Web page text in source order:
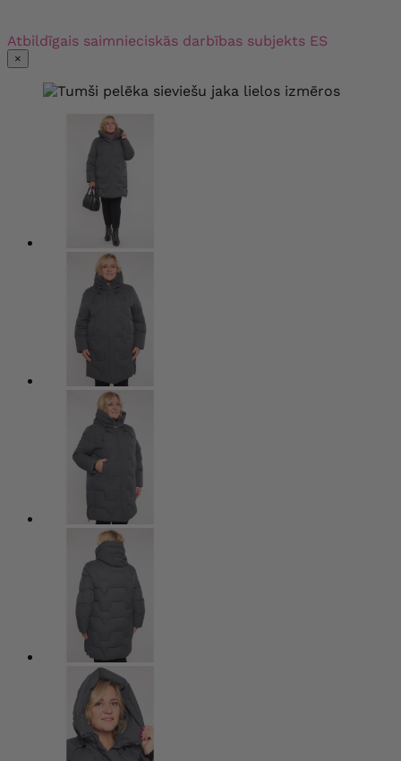
Atbildīgais saimnieciskās darbības subjekts ES
×